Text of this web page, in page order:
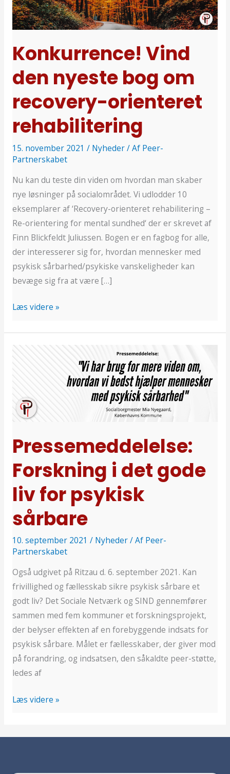
Konkurrence! Vind
den nyeste bog om
recovery-orienteret
rehabilitering
15. november 2021 / Nyheder/ Af Peer-
Partnerskabet
Nu kan du teste din viden om hvordan man skaber
nye løsninger på socialområdet. Vi udlodder 10
eksemplarer af ‘Recovery-orienteret rehabilitering –
Re-orientering for mental sundhed‘ der er skrevet af
Finn Blickfeldt Juliussen. Bogen er en fagbog for alle,
der interesserer sig for, hvordan mennesker med
psykisk sårbarhed/psykiske vanskeligheder kan
bevæge sig fra at være […]
nyeste
bog
om
recovery-
orienteret
rehabilitering
Læs videre »
Pressemeddelelse:
Forskning i det gode
liv for psykisk
sårbare
10. september 2021 / Nyheder/ Af Peer-
Partnerskabet
Også udgivet på Ritzau d. 6. september 2021. Kan
frivillighed og fællesskab sikre psykisk sårbare et
godt liv? Det Sociale Netværk og SIND gennemfører
sammen med fem kommuner et forskningsprojekt,
der belyser effekten af en forebyggende indsats for
psykisk sårbare. Målet er fællesskaber, der giver mod
på forandring, og indsatsen, den såkaldte peer-støtte,
ledes af
Pressemeddelelse:
det
gode
for
psykisk
sårbare
Læs videre »